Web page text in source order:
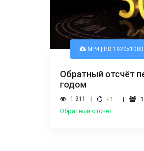
MP4 | HD 1920x1080
Обратный отсчёт
годом
1 911 +1
1
Обратный отсчет